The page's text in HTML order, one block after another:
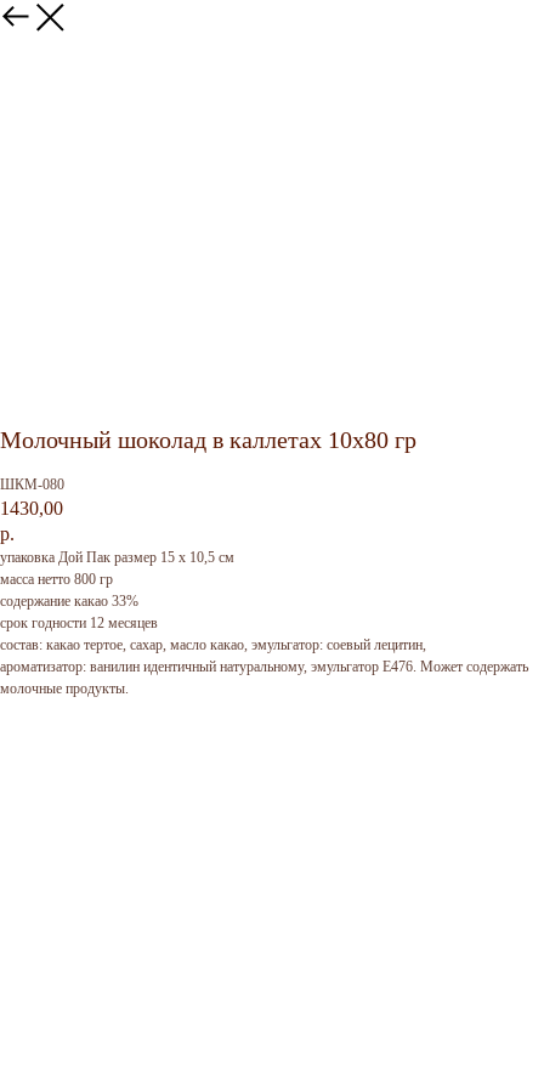
Молочный шоколад в каллетах 10х80 гр
ШКМ-080
1430,00
р.
упаковка Дой Пак размер 15 х 10,5 см
масса нетто 800 гр
содержание какао 33%
срок годности 12 месяцев
состав: какао тертое, сахар, масло какао, эмульгатор: соевый лецитин,
ароматизатор: ванилин идентичный натуральному, эмульгатор Е476. Может содержать
молочные продукты.